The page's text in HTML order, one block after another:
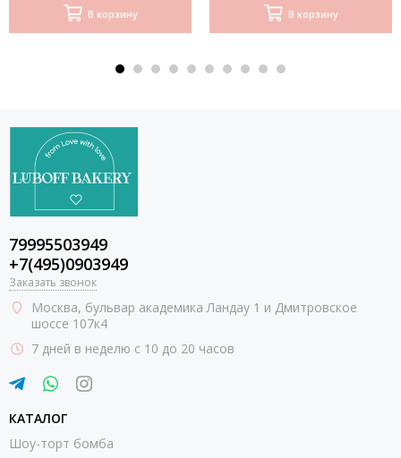
В корзину В корзину
79995503949
+7(495)0903949
Заказать звонок
Москва, бульвар академика Ландау 1 и Дмитровское
шоссе 107к4
7 дней в неделю с 10 до 20 часов
КАТАЛОГ
Шоу-торт бомба